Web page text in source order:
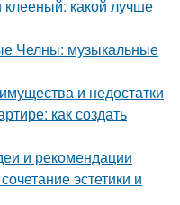
какой лучше
Челны: музыкальные
и недостатки
как создать
и рекомендации
эстетики и